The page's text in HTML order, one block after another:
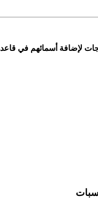
لإضافة أسمائهم في